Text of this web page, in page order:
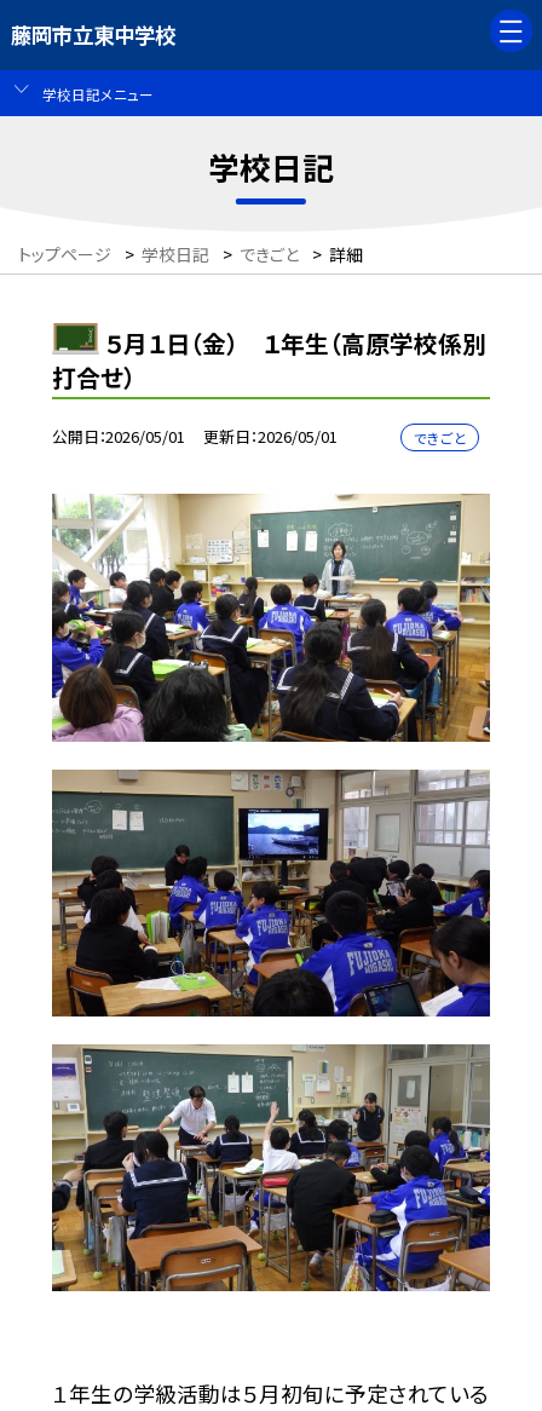
藤岡市立東中学校
学校日記メニュー
学校日記
トップページ > 学校日記 > できごと > 詳細
５月１日（金） １年生（高原学校係別
打合せ）
公開日 2026/05/01 更新日 2026/05/01 できごと
１年生の学級活動は５月初旬に予定されている